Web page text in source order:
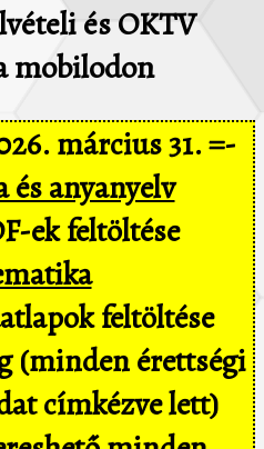
és OKTV
mobilodon
március 31. =-
anyanyelv
ek feltöltése
feltöltése
(minden érettségi
címkézve lett)